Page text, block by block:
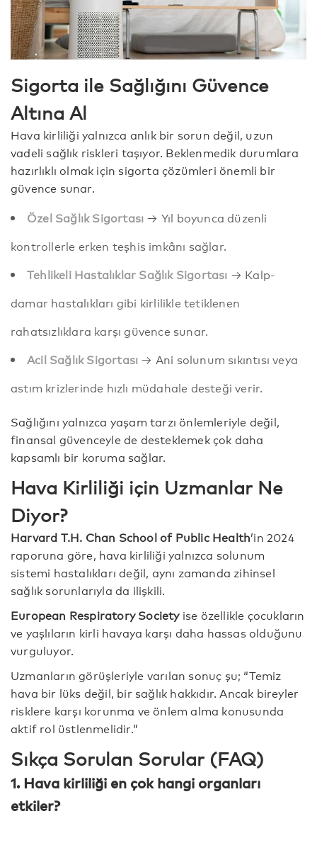
Sigorta ile Sağlığını Güvence
Altına Al
Hava kirliliği yalnızca anlık bir sorun değil, uzun
vadeli sağlık riskleri taşıyor. Beklenmedik durumlara
hazırlıklı olmak için sigorta çözümleri önemli bir
güvence sunar.
Özel Sağlık Sigortası → Yıl boyunca düzenli
kontrollerle erken teşhis imkânı sağlar.
Tehlikeli Hastalıklar Sağlık Sigortası → Kalp-
damar hastalıkları gibi kirlilikle tetiklenen
rahatsızlıklara karşı güvence sunar.
Acil Sağlık Sigortası → Ani solunum sıkıntısı veya
astım krizlerinde hızlı müdahale desteği verir.
Sağlığını yalnızca yaşam tarzı önlemleriyle değil,
finansal güvenceyle de desteklemek çok daha
kapsamlı bir koruma sağlar.
Hava Kirliliği için Uzmanlar Ne
Diyor?
Harvard T.H. Chan School of Public Health’in 2024
raporuna göre, hava kirliliği yalnızca solunum
sistemi hastalıkları değil, aynı zamanda zihinsel
sağlık sorunlarıyla da ilişkili.
European Respiratory Societyise özellikle çocukların
ve yaşlıların kirli havaya karşı daha hassas olduğunu
vurguluyor.
Uzmanların görüşleriyle varılan sonuç şu; “Temiz
hava bir lüks değil, bir sağlık hakkıdır. Ancak bireyler
risklere karşı korunma ve önlem alma konusunda
aktif rol üstlenmelidir.”
Sıkça Sorulan Sorular (FAQ)
1. Hava kirliliği en çok hangi organları
etkiler?